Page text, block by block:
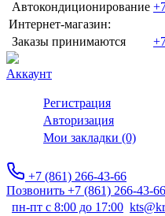
Автокондиционирование
Интернет-магазин:
Заказы принимаются
Аккаунт
Регистрация
Авторизация
Мои закладки (0)
+7 (861) 266-43-66
Позвонить +7 (861) 266-43-66
пн-пт с 8:00 до 17:00